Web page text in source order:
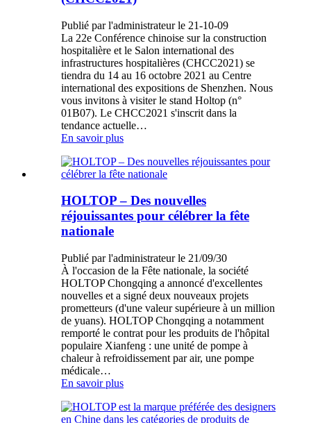
Publié par l'administrateur le 21-10-09
La 22e Conférence chinoise sur la construction
hospitalière et le Salon international des
infrastructures hospitalières (CHCC2021) se
tiendra du 14 au 16 octobre 2021 au Centre
international des expositions de Shenzhen. Nous
vous invitons à visiter le stand Holtop (n°
01B07). Le CHCC2021 s'inscrit dans la
tendance actuelle…
En savoir plus
HOLTOP – Des nouvelles
réjouissantes pour célébrer la fête
nationale
Publié par l'administrateur le 21/09/30
À l'occasion de la Fête nationale, la société
HOLTOP Chongqing a annoncé d'excellentes
nouvelles et a signé deux nouveaux projets
prometteurs (d'une valeur supérieure à un million
de yuans). HOLTOP Chongqing a notamment
remporté le contrat pour les produits de l'hôpital
populaire Xianfeng : une unité de pompe à
chaleur à refroidissement par air, une pompe
médicale…
En savoir plus